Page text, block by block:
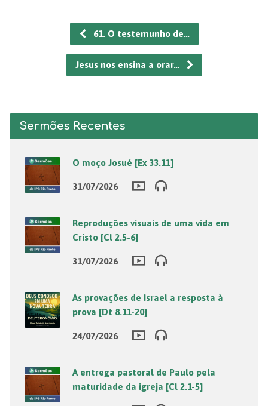
61. O testemunho de…
Jesus nos ensina a orar…
Sermões Recentes
O moço Josué [Ex 33.11]
31/07/2026
Reproduções visuais de uma vida em
Cristo [Cl 2.5-6]
31/07/2026
As provações de Israel a resposta à
prova [Dt 8.11-20]
24/07/2026
A entrega pastoral de Paulo pela
maturidade da igreja [Cl 2.1-5]